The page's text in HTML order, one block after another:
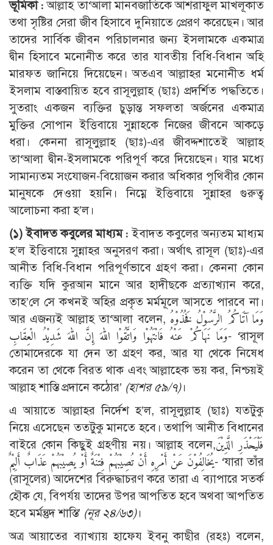
ভূমিকা :আল্লাহ তা‘আলা মানবজাতিকে আশরাফুল মাখলূকাত
তথা সৃষ্টির সেরা জীব হিসাবে দুনিয়াতে প্রেরণ করেছেন। আর
তাদের সার্বিক জীবন পরিচালনার জন্য ইসলামকে একমাত্র
দ্বীন হিসাবে মনোনীত করে তার যাবতীয় বিধি-বিধান অহি
মারফত জানিয়ে দিয়েছেন। অতএব আল্লাহর মনোনীত ধর্ম
ইসলাম বাস্তবায়িত হবে রাসূলুল্লাহ (ছাঃ) প্রদর্শিত পদ্ধতিতে।
সুতরাং একজন ব্যক্তির চুড়ান্ত সফলতা অর্জনের একমাত্র
মুক্তির সোপান ইত্তিবায়ে সুন্নাহকে নিজের জীবনে আকড়ে
ধরা। কেননা রাসূলুল্লাহ (ছাঃ)-এর জীবদ্দশাতেই আল্লাহ
তা‘আলা দ্বীন-ইসলামকে পরিপূর্ণ করে দিয়েছেন। যার মধ্যে
সামান্যতম সংযোজন-বিয়োজন করার অধিকার পৃথিবীর কোন
মানুষকে দেওয়া হয়নি। নিম্নে ইত্তিবায়ে সুন্নাহর গুরুত্ব
আলোচনা করা হ’ল।
(১) ইবাদত কবুলের মাধ্যম : ইবাদত কবুলের অন্যতম মাধ্যম
হ’ল ইত্তিবায়ে সুন্নাহর অনুসরণ করা। অর্থাৎ রাসূল (ছাঃ)-এর
আনীত বিধি-বিধান পরিপূর্ণভাবে গ্রহণ করা। কেননা কোন
ব্যক্তি যদি কুরআন মানে আর হাদীছকে প্রত্যাখ্যান করে,
তাহ’লে সে কখনই অহির প্রকৃত মর্মমূলে আসতে পারবে না।
আর এজন্যই আল্লাহ তা‘আলা বলেন, وَمَا آتَاكُمُ الرَّسُوْلُ فَخُذُوْهُ
وَمَا نَهَاكُمْ عَنْهُ فَانْتَهُوْا وَاتَّقُوْا اللهَ إِنَّ اللهَ شَدِيْدُ الْعِقَابِ- ‘রাসূল
তোমাদেরকে যা দেন তা গ্রহণ কর, আর যা থেকে নিষেধ
করেন তা থেকে বিরত থাক এবং আল্লাহ্কে ভয় কর, নিশ্চয়ই
আল্লাহ শাস্তি প্রদানে কঠোর’ (হাশর ৫৯/৭)।
এ আয়াতে আল্লাহর নির্দেশ হ’ল, রাসূলুল্লাহ (ছাঃ) যতটুকু
নিয়ে এসেছেন ততটুকু মানতে হবে। তথাপি আনীত বিধানের
বাইরে কোন কিছুই গ্রহণীয় নয়। আল্লাহ বলেন,فَلْيَحْذَرِ الَّذِيْنَ
يُخَالِفُوْنَ عَنْ أَمْرِهِ أَنْ تُصِيْبَهُمْ فِتْنَةٌ أَوْ يُصِيْبَهُمْ عَذَابٌ أَلِيْمٌ- ‘যারা তাঁর
(রাসূলের) আদেশের বিরুদ্ধাচরণ করে তারা এ ব্যাপারে সতর্ক
হৌক যে, বিপর্যয় তাদের উপর আপতিত হবে অথবা আপতিত
হবে মর্মন্তুদ শাস্তি’ (নূর ২৪/৬৩)।
অত্র আয়াতের ব্যাখ্যায় হাফেয ইবনু কাছীর (রহঃ) বলেন,